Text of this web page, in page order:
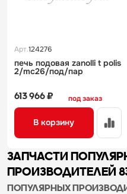
Арт.124276
печь подовая zanolli t polis
2/mc26/под/пар
под заказ
613 966 ₽
В корзину
ЗАПЧАСТИ
ПРОИЗВОДИТЕЛЕЙ
ПОПУЛЯРНЫХ